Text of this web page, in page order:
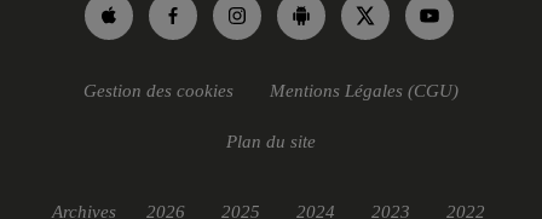
Gestion des cookies Mentions Légales (CGU)
Plan du site
Archives 2026 2025 2024 2023 2022